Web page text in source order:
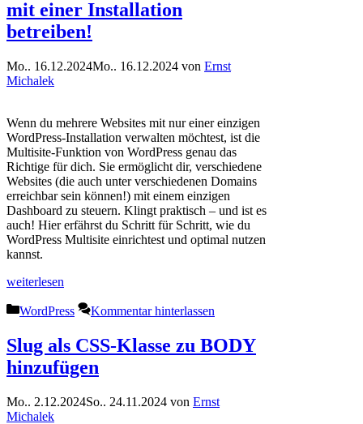
mit einer Installation
betreiben!
Mo.. 16.12.2024Mo.. 16.12.2024 von Ernst
Michalek
Wenn du mehrere Websites mit nur einer einzigen
WordPress-Installation verwalten möchtest, ist die
Multisite-Funktion von WordPress genau das
Richtige für dich. Sie ermöglicht dir, verschiedene
Websites (die auch unter verschiedenen Domains
erreichbar sein können!) mit einem einzigen
Dashboard zu steuern. Klingt praktisch – und ist es
auch! Hier erfährst du Schritt für Schritt, wie du
WordPress Multisite einrichtest und optimal nutzen
kannst.
weiterlesen
Kategorien
WordPress Kommentar hinterlassen
Slug als CSS-Klasse zu BODY
hinzufügen
Mo.. 2.12.2024So.. 24.11.2024 von Ernst
Michalek